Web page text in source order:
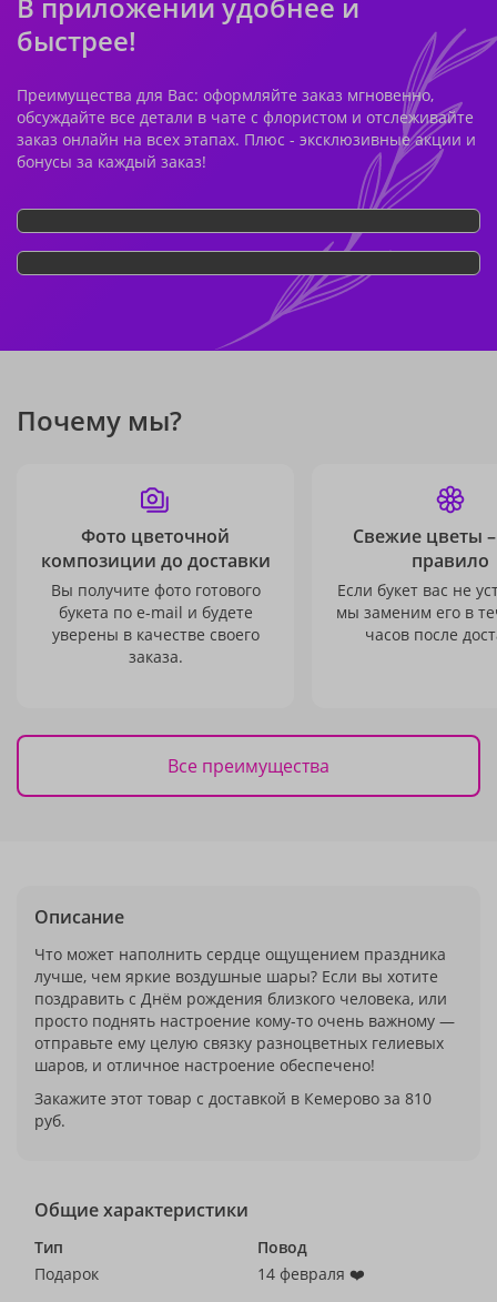
быстрее!
Преимущества для Вас: оформляйте заказ мгновенно,
обсуждайте все детали в чате с флористом и отслеживайте
заказ онлайн на всех этапах. Плюс - эксклюзивные акции и
бонусы за каждый заказ!
Почему мы?
Фото цветочной
композиции до доставки
Вы получите фото готового
букета по e-mail и будете
уверены в качестве своего
заказа.
Свежие цветы
правило
Если букет вас не
мы заменим его в
часов после
Все преимущества
Описание
Что может наполнить сердце ощущением праздника
лучше, чем яркие воздушные шары? Если вы хотите
поздравить с Днём рождения близкого человека, или
просто поднять настроение кому-то очень важному —
отправьте ему целую связку разноцветных гелиевых
шаров, и отличное настроение обеспечено!
Закажите этот товар с доставкой в Кемерово за 810
руб.
Общие характеристики
Тип
Подарок
Повод
14 февраля ❤️